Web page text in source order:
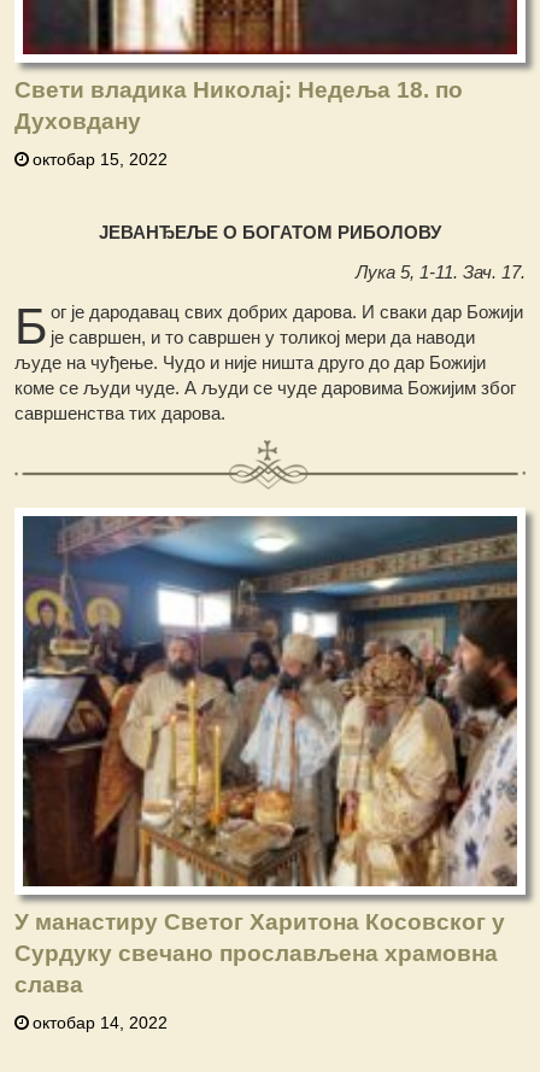
Свети владика Николај: Недеља 18. по
Духовдану
октобар 15, 2022
ЈЕВАНЂЕЉЕ О БОГАТОМ РИБОЛОВУ
Лука 5, 1-11. Зач. 17.
Б ог је дародавац свих добрих дарова. И сваки дар Божији
је савршен, и то савршен у толикој мери да наводи
људе на чуђење. Чудо и није ништа друго до дар Божији
коме се људи чуде. А људи се чуде даровима Божијим због
савршенства тих дарова.
У манастиру Светог Харитона Косовског у
Сурдуку свечано прослављена храмовна
слава
октобар 14, 2022